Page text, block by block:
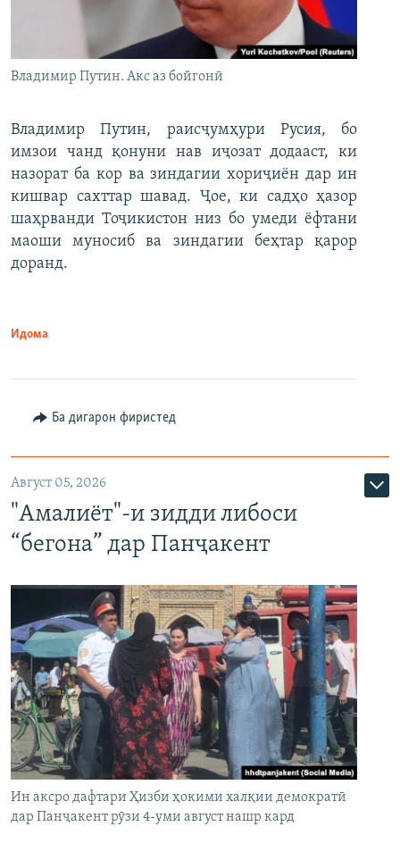
Владимир Путин. Акс аз бойгонӣ
Владимир Путин, раисҷумҳури Русия, бо
имзои чанд қонуни нав иҷозат додааст, ки
назорат ба кор ва зиндагии хориҷиён дар ин
кишвар сахттар шавад. Ҷое, ки садҳо ҳазор
шаҳрванди Тоҷикистон низ бо умеди ёфтани
маоши муносиб ва зиндагии беҳтар қарор
доранд.
Идома
Ба дигарон фиристед
Август 05, 2026
"Амалиёт"-и зидди либоси
“бегона” дар Панҷакент
Ин аксро дафтари Ҳизби ҳокими халқии демократӣ
дар Панҷакент рӯзи 4-уми август нашр кард